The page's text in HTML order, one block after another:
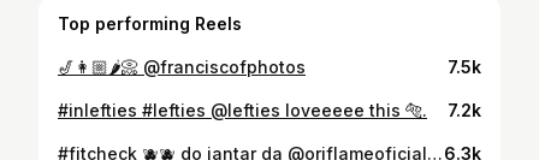
Top performing Reels
🎷👩🏼🌶️📀 @franciscofphotos 7.5k
#inlefties #lefties @lefties loveeeee this 🐅. 7.2k
#fitcheck 🫐🫐 do jantar da @oriflameoficialportugal6.3k